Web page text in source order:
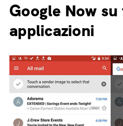
Google Now
applicazioni